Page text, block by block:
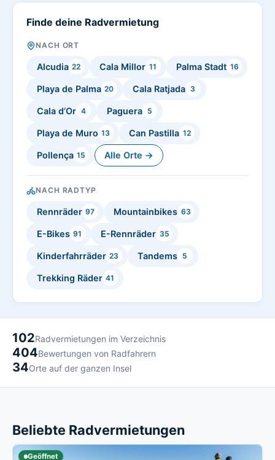
Finde deine Radvermietung
NACH ORT
Alcudia 22 Cala Millor 11 Palma Stadt 16
Playa de Palma 20 Cala Ratjada 3
Cala d’Or 4 Paguera 5
Playa de Muro 13 Can Pastilla 12
Pollença 15 Alle Orte →
NACH RADTYP
Rennräder 97 Mountainbikes 63
E-Bikes 91 E-Rennräder 35
Kinderfahrräder 23 Tandems 5
Trekking Räder 41
102Radvermietungen im Verzeichnis
404Bewertungen von Radfahrern
34Orte auf der ganzen Insel
Beliebte Radvermietungen
Geöffnet